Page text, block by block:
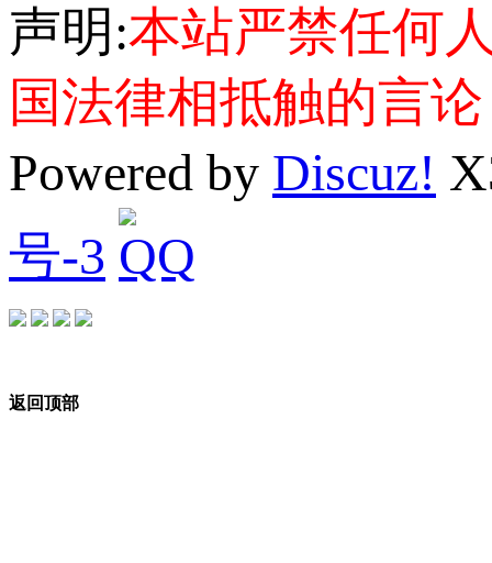
声明:本站严禁任何
国法律相抵触的言
Powered by Discuz!
号-3
返回顶部